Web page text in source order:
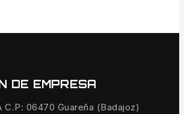
DE EMPRESA
C.P: 06470 Guareña (Badajoz)